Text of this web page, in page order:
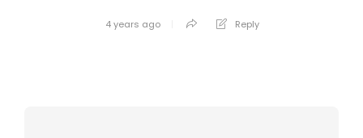
4 years ago Reply